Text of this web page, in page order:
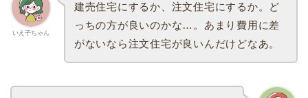
いえ子ちゃん
建売住宅にするか、注文住宅にするか。ど
っちの方が良いのかな…。あまり費用に差
がないなら注文住宅が良いんだけどなあ。